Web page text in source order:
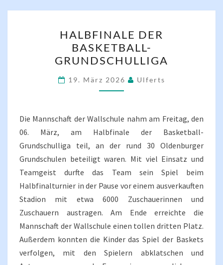
DER
BASKETBALL-
GRUNDSCHULLIGA
HALBFINALE DER
BASKETBALL-
GRUNDSCHULLIGA
19. März 2026 Ulferts
Die Mannschaft der Wallschule nahm am Freitag, den
06. März, am Halbfinale der Basketball-
Grundschulliga teil, an der rund 30 Oldenburger
Grundschulen beteiligt waren. Mit viel Einsatz und
Teamgeist durfte das Team sein Spiel beim
Halbfinalturnier in der Pause vor einem ausverkauften
Stadion mit etwa 6000 Zuschauerinnen und
Zuschauern austragen. Am Ende erreichte die
Mannschaft der Wallschule einen tollen dritten Platz.
Außerdem konnten die Kinder das Spiel der Baskets
verfolgen, mit den Spielern abklatschen und